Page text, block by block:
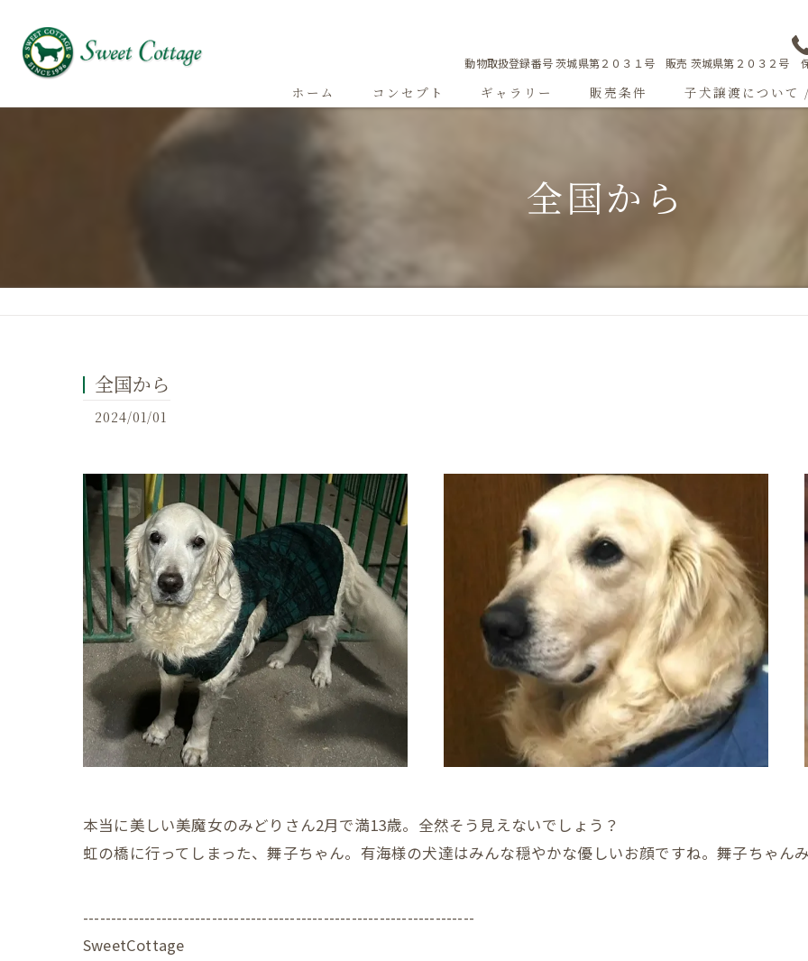
動物取扱登録番号 茨城県第２０３１号 販売 茨城県第２０３２号
ホーム コンセプト ギャラリー 販売条件 子犬譲渡について
全国から
全国から
2024/01/01
本当に美しい美魔女のみどりさん2月で満13歳。全然そう見えないでしょう？
虹の橋に行ってしまった、舞子ちゃん。有海様の犬達はみんな穏やかな優しいお顔ですね。舞子ちゃん
----------------------------------------------------------------------
SweetCottage